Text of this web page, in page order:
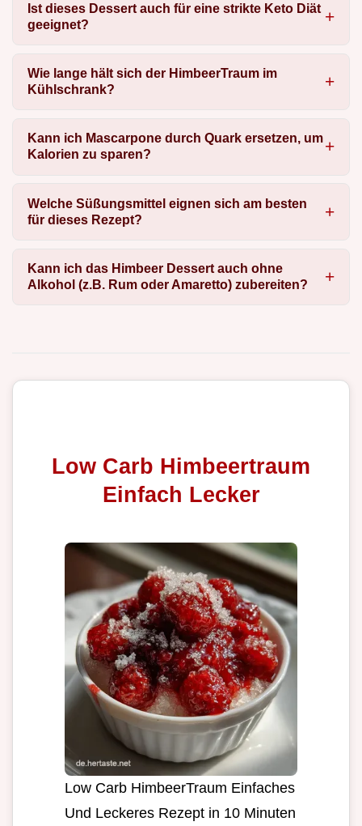
Ist dieses Dessert auch für eine strikte Keto Diät
geeignet?
Wie lange hält sich der HimbeerTraum im
Kühlschrank?
Kann ich Mascarpone durch Quark ersetzen, um
Kalorien zu sparen?
Welche Süßungsmittel eignen sich am besten
für dieses Rezept?
Kann ich das Himbeer Dessert auch ohne
Alkohol (z.B. Rum oder Amaretto) zubereiten?
Low Carb Himbeertraum
Einfach Lecker
Low Carb HimbeerTraum Einfaches
Und Leckeres Rezept in 10 Minuten